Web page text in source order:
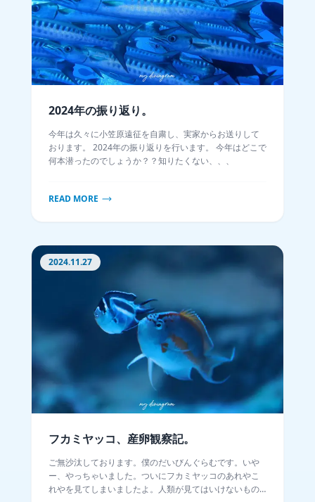
2024年の振り返り。
今年は久々に小笠原遠征を自粛し、実家からお送りして
おります。 2024年の振り返りを行います。 今年はどこで
何本潜ったのでしょうか？？知りたくない、、、
READ MORE
2024.11.27
フカミヤッコ、産卵観察記。
ご無沙汰しております。僕のだいびんぐらむです。いや
ー、やっちゃいました。ついにフカミヤッコのあれやこ
れやを見てしまいましたよ。人類が見てはいけないもの